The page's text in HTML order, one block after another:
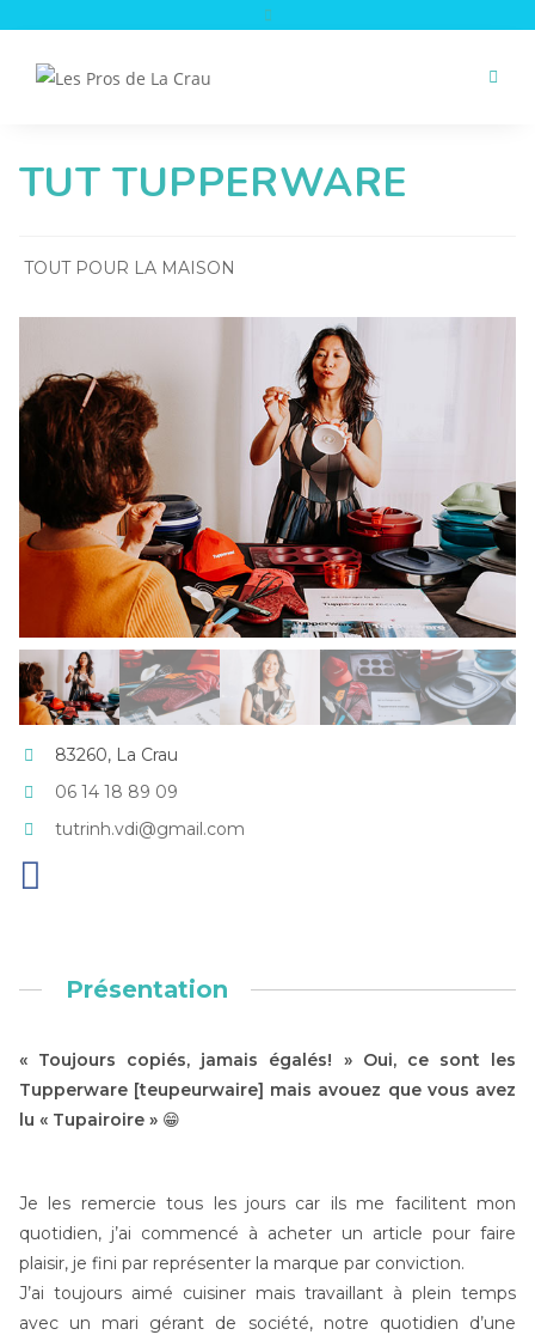
content
TUT TUPPERWARE
TOUT POUR LA MAISON
83260, La Crau
06 14 18 89 09
tutrinh.vdi@gmail.com
Présentation
« Toujours copiés, jamais égalés! » Oui, ce sont les
Tupperware [teupeurwaire] mais avouez que vous avez
lu « Tupairoire »😁
Je les remercie tous les jours car ils me facilitent mon
quotidien, j’ai commencé à acheter un article pour faire
plaisir, je fini par représenter la marque par conviction.
J’ai toujours aimé cuisiner mais travaillant à plein temps
avec un mari gérant de société, notre quotidien d’une